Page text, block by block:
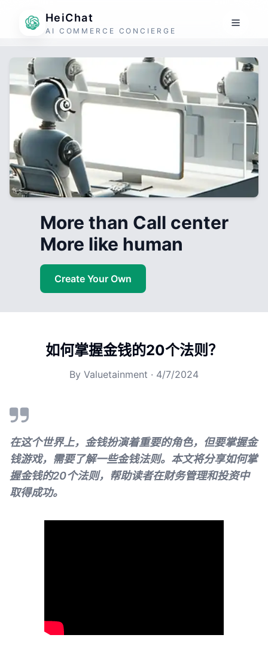
HeiChat
AI COMMERCE CONCIERGE
More than Call center
More like human
Create Your Own
如何掌握金钱的20个法则？
By Valuetainment · 4/7/2024
在这个世界上，金钱扮演着重要的角色，但要掌握金
钱游戏，需要了解一些金钱法则。本文将分享如何掌
握金钱的20个法则，帮助读者在财务管理和投资中
取得成功。